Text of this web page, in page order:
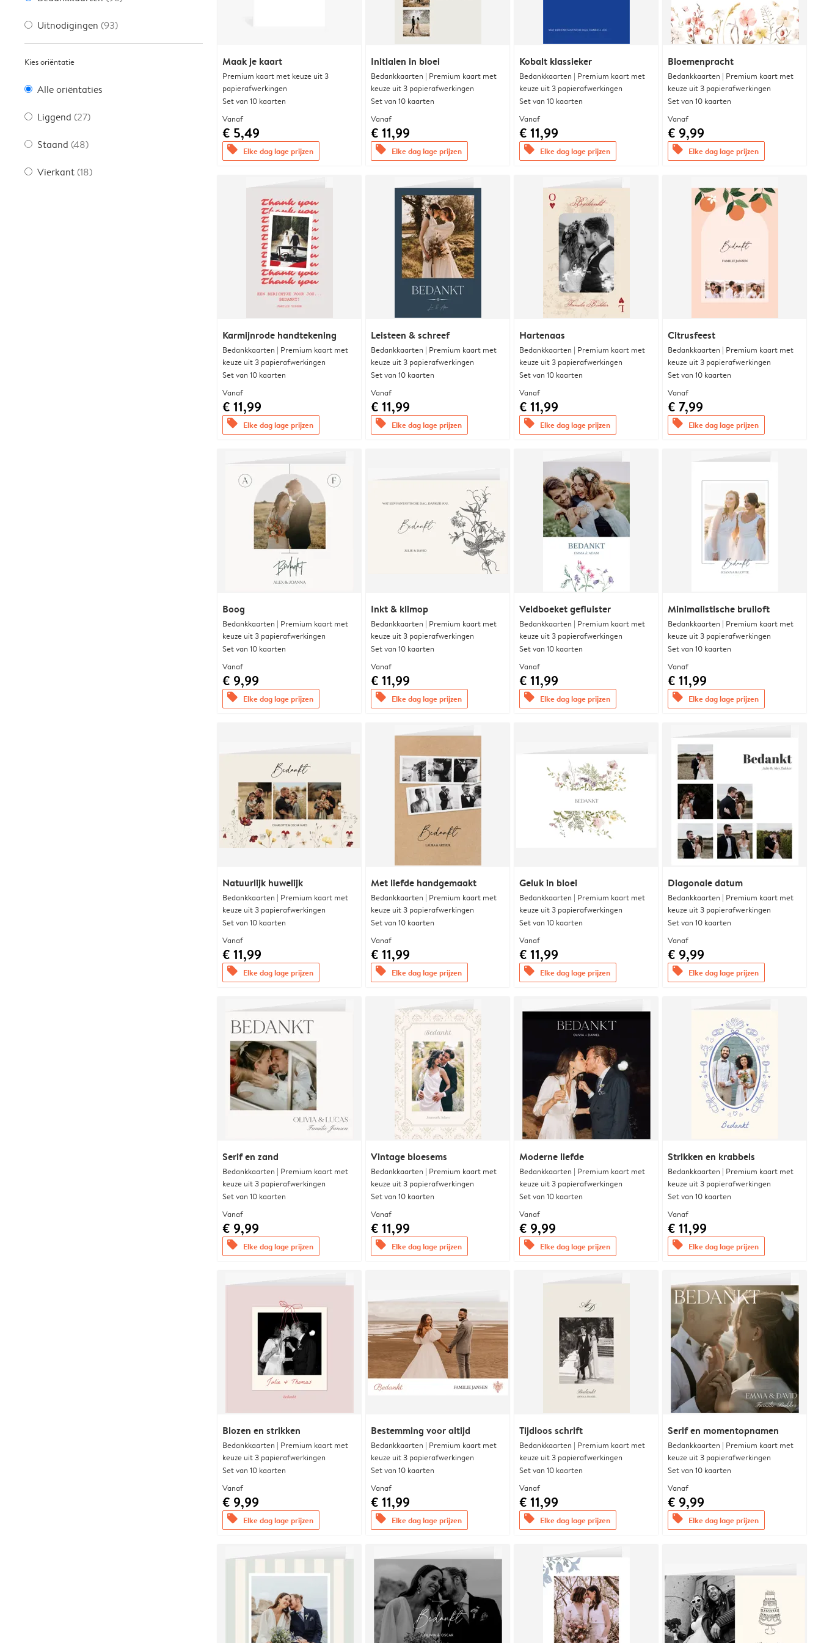
Uitnodigingen (93)
Kies oriëntatie
Alle oriëntaties
Liggend (27)
Staand (48)
Vierkant (18)
Maak je kaart
Premium kaart met keuze uit 3
papierafwerkingen
Set van 10 kaarten
Vanaf
€ 5,49
offers Elke dag lage prijzen
Initialen in bloei
Bedankkaarten | Premium kaart met
keuze uit 3 papierafwerkingen
Set van 10 kaarten
Vanaf
€ 11,99
offers Elke dag lage prijzen
Kobalt klassieker
Bedankkaarten | Premium kaart met
keuze uit 3 papierafwerkingen
Set van 10 kaarten
Vanaf
€ 11,99
offers Elke dag lage prijzen
Bloemenpracht
Bedankkaarten | Premium kaart met
keuze uit 3 papierafwerkingen
Set van 10 kaarten
Vanaf
€ 9,99
offers Elke dag lage prijzen
Karmijnrode handtekening
Bedankkaarten | Premium kaart met
keuze uit 3 papierafwerkingen
Set van 10 kaarten
Vanaf
€ 11,99
offers Elke dag lage prijzen
Leisteen & schreef
Bedankkaarten | Premium kaart met
keuze uit 3 papierafwerkingen
Set van 10 kaarten
Vanaf
€ 11,99
offers Elke dag lage prijzen
Hartenaas
Bedankkaarten | Premium kaart met
keuze uit 3 papierafwerkingen
Set van 10 kaarten
Vanaf
€ 11,99
offers Elke dag lage prijzen
Citrusfeest
Bedankkaarten | Premium kaart met
keuze uit 3 papierafwerkingen
Set van 10 kaarten
Vanaf
€ 7,99
offers Elke dag lage prijzen
Boog
Bedankkaarten | Premium kaart met
keuze uit 3 papierafwerkingen
Set van 10 kaarten
Vanaf
€ 9,99
offers Elke dag lage prijzen
Inkt & klimop
Bedankkaarten | Premium kaart met
keuze uit 3 papierafwerkingen
Set van 10 kaarten
Vanaf
€ 11,99
offers Elke dag lage prijzen
Veldboeket gefluister
Bedankkaarten | Premium kaart met
keuze uit 3 papierafwerkingen
Set van 10 kaarten
Vanaf
€ 11,99
offers Elke dag lage prijzen
Minimalistische bruiloft
Bedankkaarten | Premium kaart met
keuze uit 3 papierafwerkingen
Set van 10 kaarten
Vanaf
€ 11,99
offers Elke dag lage prijzen
Natuurlijk huwelijk
Bedankkaarten | Premium kaart met
keuze uit 3 papierafwerkingen
Set van 10 kaarten
Vanaf
€ 11,99
offers Elke dag lage prijzen
Met liefde handgemaakt
Bedankkaarten | Premium kaart met
keuze uit 3 papierafwerkingen
Set van 10 kaarten
Vanaf
€ 11,99
offers Elke dag lage prijzen
Geluk in bloei
Bedankkaarten | Premium kaart met
keuze uit 3 papierafwerkingen
Set van 10 kaarten
Vanaf
€ 11,99
offers Elke dag lage prijzen
Diagonale datum
Bedankkaarten | Premium kaart met
keuze uit 3 papierafwerkingen
Set van 10 kaarten
Vanaf
€ 9,99
offers Elke dag lage prijzen
Serif en zand
Bedankkaarten | Premium kaart met
keuze uit 3 papierafwerkingen
Set van 10 kaarten
Vanaf
€ 9,99
offers Elke dag lage prijzen
Vintage bloesems
Bedankkaarten | Premium kaart met
keuze uit 3 papierafwerkingen
Set van 10 kaarten
Vanaf
€ 11,99
offers Elke dag lage prijzen
Moderne liefde
Bedankkaarten | Premium kaart met
keuze uit 3 papierafwerkingen
Set van 10 kaarten
Vanaf
€ 9,99
offers Elke dag lage prijzen
Strikken en krabbels
Bedankkaarten | Premium kaart met
keuze uit 3 papierafwerkingen
Set van 10 kaarten
Vanaf
€ 11,99
offers Elke dag lage prijzen
Blozen en strikken
Bedankkaarten | Premium kaart met
keuze uit 3 papierafwerkingen
Set van 10 kaarten
Vanaf
€ 9,99
offers Elke dag lage prijzen
Bestemming voor altijd
Bedankkaarten | Premium kaart met
keuze uit 3 papierafwerkingen
Set van 10 kaarten
Vanaf
€ 11,99
offers Elke dag lage prijzen
Tijdloos schrift
Bedankkaarten | Premium kaart met
keuze uit 3 papierafwerkingen
Set van 10 kaarten
Vanaf
€ 11,99
offers Elke dag lage prijzen
Serif en momentopnamen
Bedankkaarten | Premium kaart met
keuze uit 3 papierafwerkingen
Set van 10 kaarten
Vanaf
€ 9,99
offers Elke dag lage prijzen